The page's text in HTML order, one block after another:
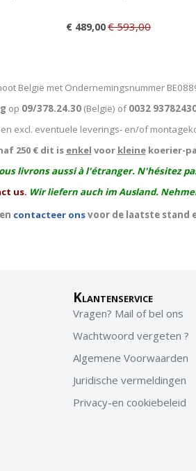
€ 489,00€ 593,00
België met Ondernemingsnummer
op 09/378.24.30(België) of0032
en excl. eventuele leverings- en/of
250 € dit is enkel voor kleinekoerier-
livrons aussi à l'étranger. N'hésitez
us. Wir liefern auch im Ausland.
contacteer onsvoor de laatste stand
Klantenservice
Vragen? Mail of bel ons
Wachtwoord vergeten ?
Algemene Voorwaarden
Juridische vermeldingen
Privacy-en cookiebeleid